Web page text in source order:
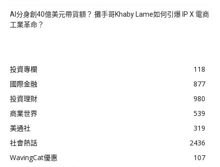
AI分身創40億美元帶貨額？ 攤手哥Khaby Lame如何引爆 IP X 電商
工業革命？
投資專欄
118
國際金融
877
投資理財
980
商業世界
539
美通社
319
社會熱話
2436
WavingCat優惠
107